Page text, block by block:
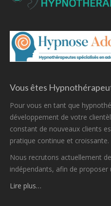
Vous êtes
Pour vous en tant que
développement de votre
constant de nouveaux clients
pratique continue et croissante.
Nous recrutons actuellement
indépendants, afin de proposer
Lire plus…